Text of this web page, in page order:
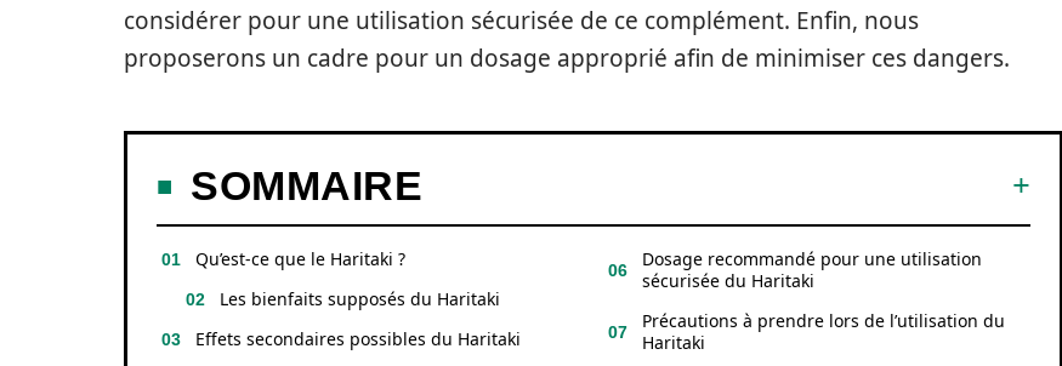
considérer pour une utilisation sécurisée de ce complément. Enfin, nous
proposerons un cadre pour un dosage approprié afin de minimiser ces dangers.
SOMMAIRE
Qu’est-ce que le Haritaki ?
Les bienfaits supposés du Haritaki
Effets secondaires possibles du Haritaki
Dosage recommandé pour une utilisation
sécurisée du Haritaki
Précautions à prendre lors de l’utilisation du
Haritaki